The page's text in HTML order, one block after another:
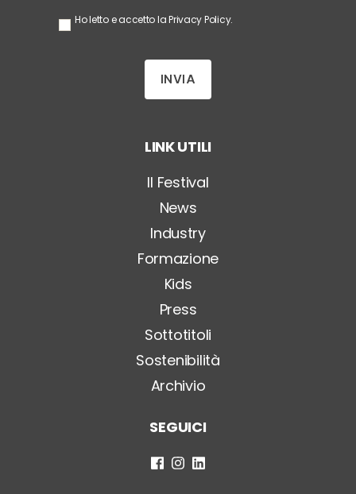
S
z
a
l
*
Ho letto e accetto laPrivacy Policy.
LINK UTILI
Il Festival
News
Industry
Formazione
Kids
Press
Sottotitoli
Sostenibilità
Archivio
SEGUICI